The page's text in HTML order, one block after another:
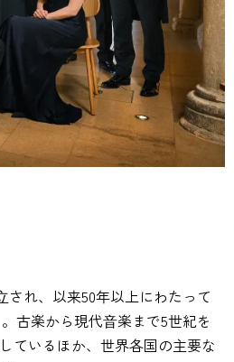
され、以来50年以上にわたって
古楽から現代⾳楽まで5世紀を
ているほか、世界各国の主要な